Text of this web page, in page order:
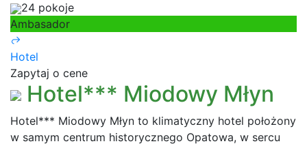
24 pokoje
Ambasador
Hotel
Zapytaj o cene
Hotel*** Miodowy Młyn
Hotel*** Miodowy Młyn to klimatyczny hotel położony
w samym centrum historycznego Opatowa, w sercu